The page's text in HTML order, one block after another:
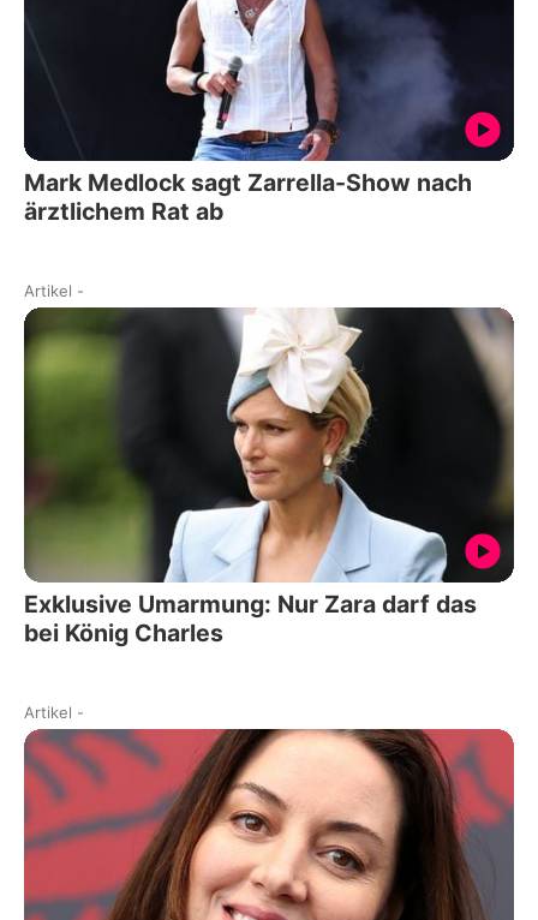
Mark Medlock sagt Zarrella-Show nach
ärztlichem Rat ab
Artikel -
Exklusive Umarmung: Nur Zara darf das
bei König Charles
Artikel -